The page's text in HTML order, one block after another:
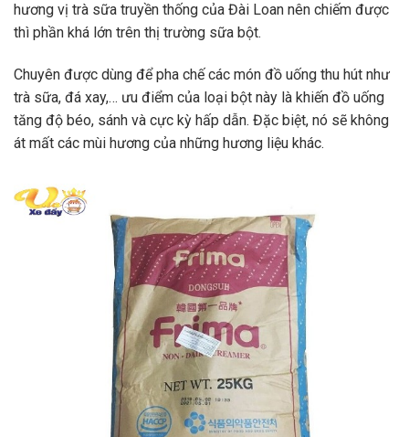
hương vị trà sữa truyền thống của Đài Loan nên chiếm được
thì phần khá lớn trên thị trường sữa bột.
Chuyên được dùng để pha chế các món đồ uống thu hút như
trà sữa, đá xay,… ưu điểm của loại bột này là khiến đồ uống
tăng độ béo, sánh và cực kỳ hấp dẫn. Đặc biệt, nó sẽ không
át mất các mùi hương của những hương liệu khác.